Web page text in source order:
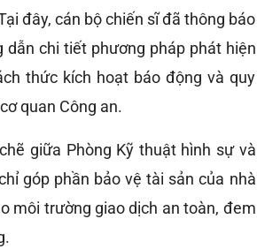
đây, cán bộ chiến sĩ đã thông báo
chi tiết phương pháp phát hiện
thức kích hoạt báo động và quy
quan Công an.
giữa Phòng Kỹ thuật hình sự và
góp phần bảo vệ tài sản của nhà
môi trường giao dịch an toàn, đem